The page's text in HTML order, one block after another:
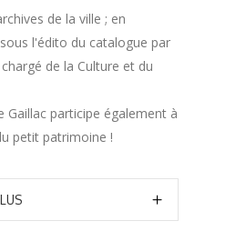
de la ville ; en
l'édito du catalogue par
de la Culture et du
Gaillac participe également à
petit patrimoine !